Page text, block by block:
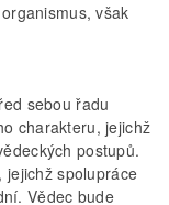
však
sebou řadu
charakteru, jejichž
postupů.
jejichž spolupráce
Vědec bude